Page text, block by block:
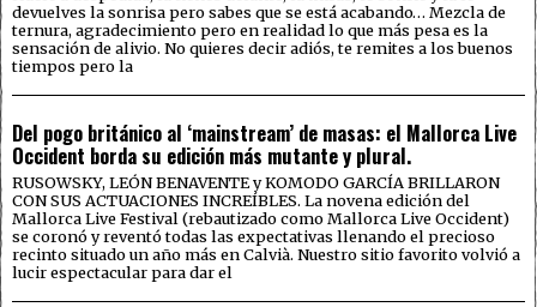
devuelves la sonrisa pero sabes que se está acabando… Mezcla de
ternura, agradecimiento pero en realidad lo que más pesa es la
sensación de alivio. No quieres decir adiós, te remites a los buenos
tiempos pero la
Del pogo británico al ‘mainstream’ de masas: el Mallorca Live
Occident borda su edición más mutante y plural.
RUSOWSKY, LEÓN BENAVENTE y KOMODO GARCÍA BRILLARON
CON SUS ACTUACIONES INCREÍBLES. La novena edición del
Mallorca Live Festival (rebautizado como Mallorca Live Occident)
se coronó y reventó todas las expectativas llenando el precioso
recinto situado un año más en Calvià. Nuestro sitio favorito volvió a
lucir espectacular para dar el